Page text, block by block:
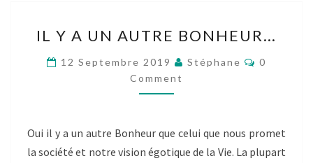
Y
UN
AUTRE
BONHEUR…
IL Y A UN AUTRE BONHEUR…
12 Septembre 2019 Stéphane
0
Comment
Oui il y a un autre Bonheur que celui que nous promet
la société et notre vision égotique de la Vie. La plupart